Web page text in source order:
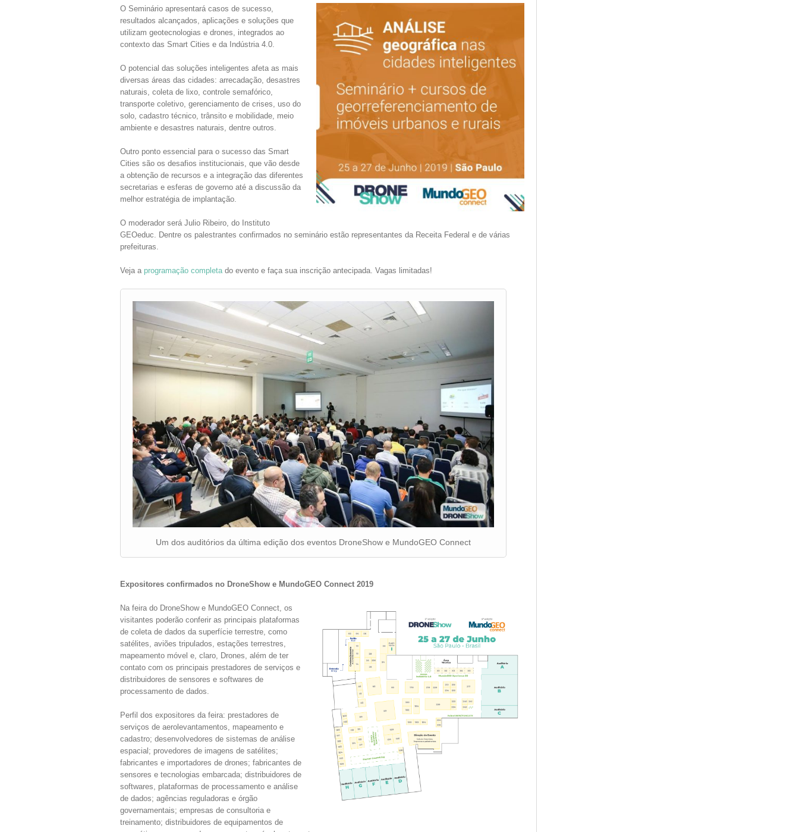
O Seminário apresentará casos de sucesso,
resultados alcançados, aplicações e soluções que
utilizam geotecnologias e drones, integrados ao
contexto das Smart Cities e da Indústria 4.0.
O potencial das soluções inteligentes afeta as mais
diversas áreas das cidades: arrecadação, desastres
naturais, coleta de lixo, controle semafórico,
transporte coletivo, gerenciamento de crises, uso do
solo, cadastro técnico, trânsito e mobilidade, meio
ambiente e desastres naturais, dentre outros.
Outro ponto essencial para o sucesso das Smart
Cities são os desafios institucionais, que vão desde
a obtenção de recursos e a integração das diferentes
secretarias e esferas de governo até a discussão da
melhor estratégia de implantação.
O moderador será Julio Ribeiro, do Instituto
GEOeduc. Dentre os palestrantes confirmados no seminário estão representantes da Receita Federal e de várias
prefeituras.
Veja a programação completado evento e faça sua inscrição antecipada. Vagas limitadas!
Um dos auditórios da última edição dos eventos DroneShow e MundoGEO Connect
Expositores confirmados no DroneShow e MundoGEO Connect 2019
Na feira do DroneShow e MundoGEO Connect, os
visitantes poderão conferir as principais plataformas
de coleta de dados da superfície terrestre, como
satélites, aviões tripulados, estações terrestres,
mapeamento móvel e, claro, Drones, além de ter
contato com os principais prestadores de serviços e
distribuidores de sensores e softwares de
processamento de dados.
Perfil dos expositores da feira: prestadores de
serviços de aerolevantamentos, mapeamento e
cadastro; desenvolvedores de sistemas de análise
espacial; provedores de imagens de satélites;
fabricantes e importadores de drones; fabricantes de
sensores e tecnologias embarcada; distribuidores de
softwares, plataformas de processamento e análise
de dados; agências reguladoras e órgão
governamentais; empresas de consultoria e
treinamento; distribuidores de equipamentos de